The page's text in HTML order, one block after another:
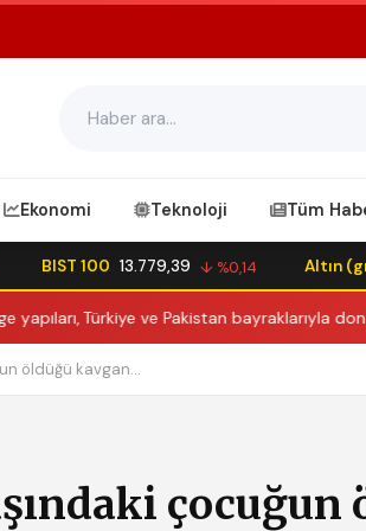
Ekonomi Teknoloji Tüm
BIST 100 13.779,39 ↓ %0,14 Altın (gr)
ve Pakistan bayraklarıyla donandı
öldüğü kavgan...
çocuğun